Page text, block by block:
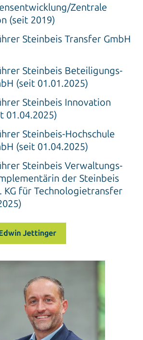
Zentrale
(seit 2019)
Steinbeis Transfer GmbH
Steinbeis Beteiligungs-
(seit 01.01.2025)
Steinbeis Innovation
01.04.2025)
Steinbeis-Hochschule
(seit 01.04.2025)
Steinbeis Verwaltungs-
der Steinbeis
KG für Technologietransfer
Jettinger